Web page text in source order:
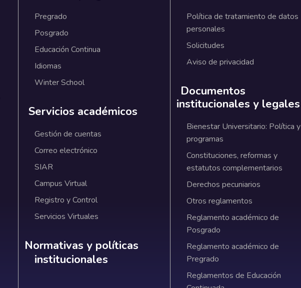
Pregrado
Posgrado
Educación Continua
Idiomas
Winter School
Servicios académicos
Gestión de cuentas
Correo electrónico
SIAR
Campus Virtual
Registro y Control
Servicios Virtuales
Normativas y políticas institucionales
Normativas y políticas
institucionales
Política de tratamiento de datos
personales
Solicitudes
Aviso de privacidad
Documentos
institucionales y legales
Bienestar Universitario: Política y
programas
Constituciones, reformas y
estatutos complementarios
Derechos pecuniarios
Otros reglamentos
Reglamento académico de
Posgrado
Reglamento académico de
Pregrado
Reglamentos de Educación